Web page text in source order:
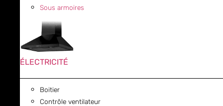
Sous armoires
ÉLECTRICITÉ
Boitier
Contrôle ventilateur